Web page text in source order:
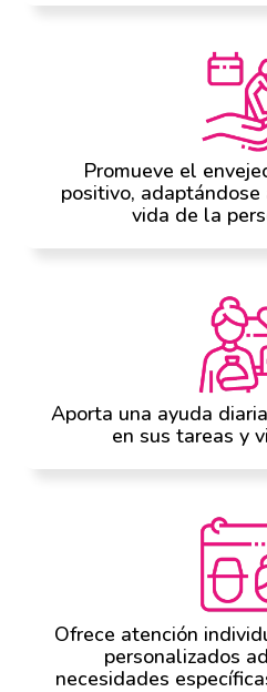
Promueve el
positivo,
vida de la
Aporta una ayuda
en sus tareas y
Ofrece atención
personalizados
necesidades